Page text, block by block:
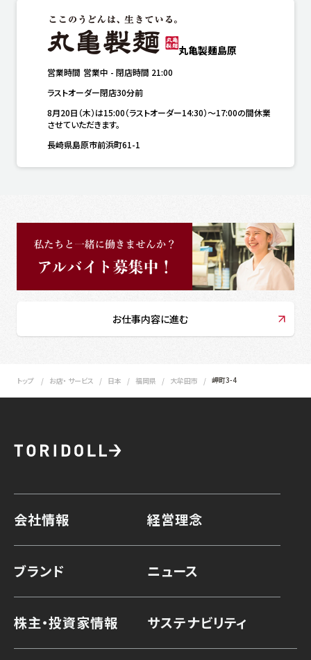
丸亀製麺島原
営業時間 営業中 - 閉店時間 21:00
ラストオーダー閉店30分前
8月20日（木）は15:00（ラストオーダー14:30）～17:00の間休業
させていただきます。
長崎県島原市前浜町61-1
お仕事内容に進む
トップ お店・ サービス 日本 福岡県 大牟田市 岬町3-4
会社情報 経営理念
ブランド ニュース
株主・投資家情報 サステナビリティ